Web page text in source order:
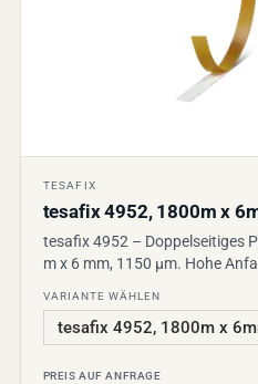
TESAFIX
tesafix 4952, 1800m x
tesafix 4952 – Doppelseitiges
m x 6 mm, 1150 µm. Hohe
VARIANTE WÄHLEN
PREIS AUF ANFRAGE